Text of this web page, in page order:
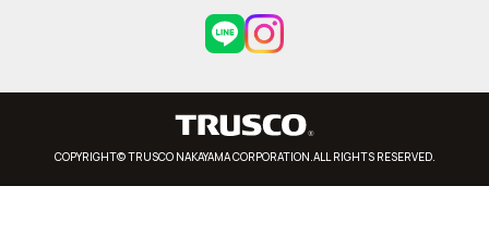
COPYRIGHT© TRUSCO NAKAYAMA CORPORATION.ALL RIGHTS RESERVED.